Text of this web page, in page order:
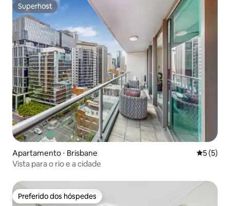
Superhost
Superhost
Apartamento ⋅ Brisbane 5 de
5 (5)
Vista para o rio e a cidade
Preferido dos hóspedes
Preferido dos hóspedes